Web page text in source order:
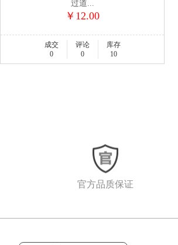
过道...
￥12.00
成交
0
评论
0
库存
10
官方品质保证